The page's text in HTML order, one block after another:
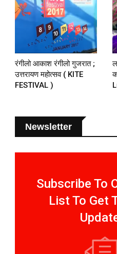
रंगीलो आकाश रंगीलो गुजरात ;
उत्तरायण महोत्सव ( KITE
FESTIVAL )
Newsletter
Subscribe To
List To Get